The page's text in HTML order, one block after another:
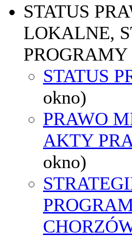
STATUS
LOKALNE,
STATUS
okno)
PRAWO
AKTY
okno)